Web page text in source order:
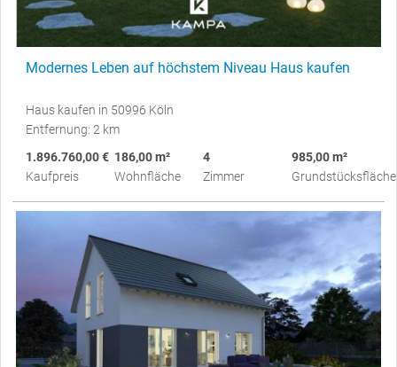
Modernes Leben auf höchstem Niveau Haus kaufen
Haus kaufen in 50996 Köln
Entfernung: 2 km
1.896.760,00 €
Kaufpreis
186,00 m²
Wohnfläche
4
Zimmer
985,00 m²
Grundstücksfläche